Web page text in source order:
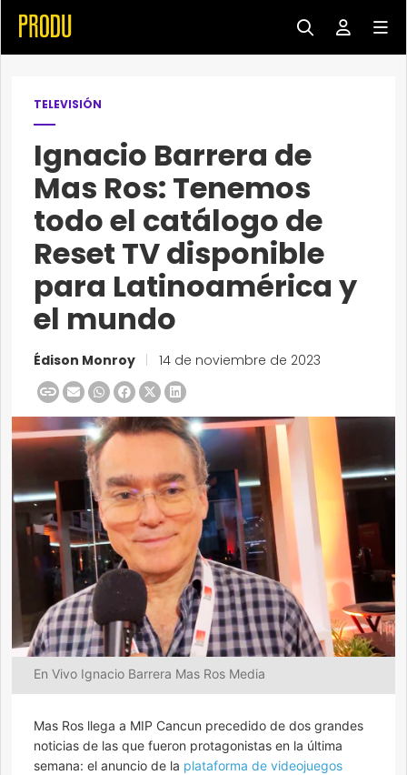
TELEVISIÓN
Ignacio Barrera de
Mas Ros: Tenemos
todo el catálogo de
Reset TV disponible
para Latinoamérica y
el mundo
Édison Monroy 14 de noviembre de 2023
En Vivo Ignacio Barrera Mas Ros Media
Mas Ros llega a MIP Cancun precedido de dos grandes
noticias de las que fueron protagonistas en la última
semana: el anuncio de la plataforma de videojuegos